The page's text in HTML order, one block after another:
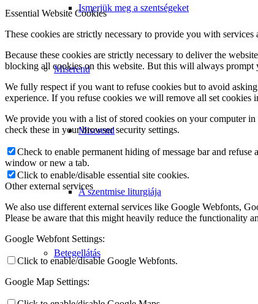
Ismerjük meg a szentségeket
Miserend
Miserend
A szentmise liturgiája
Betegellátás
Essential Website Cookies
These cookies are strictly necessary to provide you with
Because these cookies are strictly necessary to deliver the
blocking all cookies on this website. But this will always prompt
We fully respect if you want to refuse cookies but to avoid
experience. If you refuse cookies we will remove all set cookies
We provide you with a list of stored cookies on your computer
check these in your browser security settings.
Check to enable permanent hiding of message bar and
window or new a tab.
Click to enable/disable essential site cookies.
Other external services
We also use different external services like Google Webfonts,
Please be aware that this might heavily reduce the functionality
Google Webfont Settings:
Click to enable/disable Google Webfonts.
Google Map Settings: